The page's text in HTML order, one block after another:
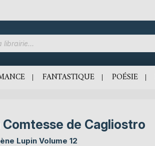
FANTASTIQUE POÉSIE
Comtesse de Cagliostro
Lupin Volume 12